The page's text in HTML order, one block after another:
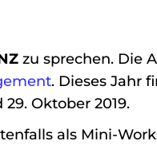
zu sprechen. Die
. Dieses Jahr
Oktober 2019.
als Mini-